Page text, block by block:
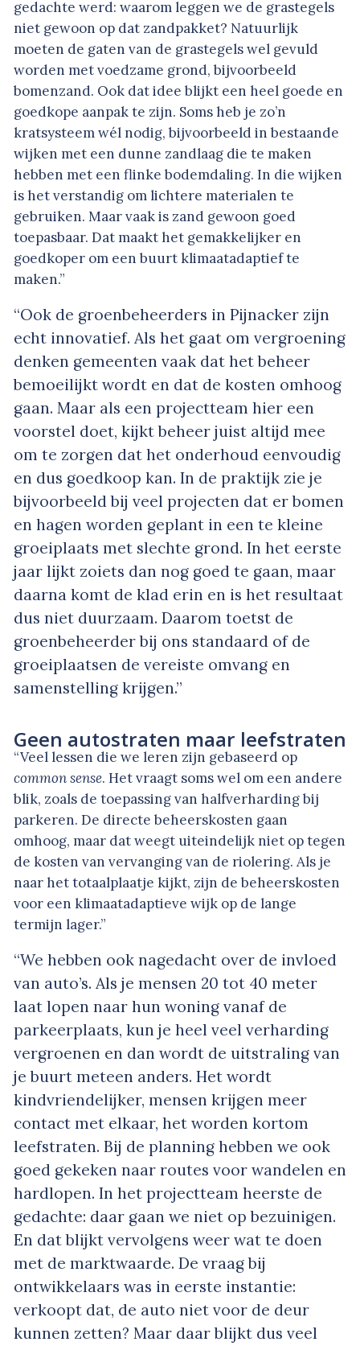
gedachte werd: waarom leggen we de grastegels
niet gewoon op dat zandpakket? Natuurlijk
moeten de gaten van de grastegels wel gevuld
worden met voedzame grond, bijvoorbeeld
bomenzand. Ook dat idee blijkt een heel goede en
goedkope aanpak te zijn. Soms heb je zo’n
kratsysteem wél nodig, bijvoorbeeld in bestaande
wijken met een dunne zandlaag die te maken
hebben met een flinke bodemdaling. In die wijken
is het verstandig om lichtere materialen te
gebruiken. Maar vaak is zand gewoon goed
toepasbaar. Dat maakt het gemakkelijker en
goedkoper om een buurt klimaatadaptief te
maken.”
“Ook de groenbeheerders in Pijnacker zijn
echt innovatief. Als het gaat om vergroening
denken gemeenten vaak dat het beheer
bemoeilijkt wordt en dat de kosten omhoog
gaan. Maar als een projectteam hier een
voorstel doet, kijkt beheer juist altijd mee
om te zorgen dat het onderhoud eenvoudig
en dus goedkoop kan. In de praktijk zie je
bijvoorbeeld bij veel projecten dat er bomen
en hagen worden geplant in een te kleine
groeiplaats met slechte grond. In het eerste
jaar lijkt zoiets dan nog goed te gaan, maar
daarna komt de klad erin en is het resultaat
dus niet duurzaam. Daarom toetst de
groenbeheerder bij ons standaard of de
groeiplaatsen de vereiste omvang en
samenstelling krijgen.”
Geen autostraten maar leefstraten
“Veel lessen die we leren zijn gebaseerd op
common sense. Het vraagt soms wel om een andere
blik, zoals de toepassing van halfverharding bij
parkeren. De directe beheerskosten gaan
omhoog, maar dat weegt uiteindelijk niet op tegen
de kosten van vervanging van de riolering. Als je
naar het totaalplaatje kijkt, zijn de beheerskosten
voor een klimaatadaptieve wijk op de lange
termijn lager.”
“We hebben ook nagedacht over de invloed
van auto’s. Als je mensen 20 tot 40 meter
laat lopen naar hun woning vanaf de
parkeerplaats, kun je heel veel verharding
vergroenen en dan wordt de uitstraling van
je buurt meteen anders. Het wordt
kindvriendelijker, mensen krijgen meer
contact met elkaar, het worden kortom
leefstraten. Bij de planning hebben we ook
goed gekeken naar routes voor wandelen en
hardlopen. In het projectteam heerste de
gedachte: daar gaan we niet op bezuinigen.
En dat blijkt vervolgens weer wat te doen
met de marktwaarde. De vraag bij
ontwikkelaars was in eerste instantie:
verkoopt dat, de auto niet voor de deur
kunnen zetten? Maar daar blijkt dus veel